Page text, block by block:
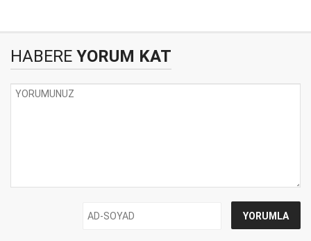
HABERE YORUM KAT